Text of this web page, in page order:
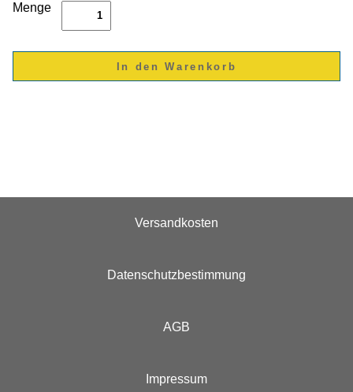
Menge
Versandkosten
Datenschutzbestimmung
AGB
Impressum